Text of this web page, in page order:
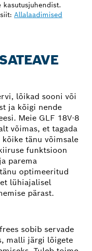
Allalaadimised
lõikad sooni või
ja kõigi nende
Meie GLF 18V-8
võimas, et tagada
tänu võimsale
funktsioon
parema
optimeeritud
lühiajalisel
pärast.
sobib servade
malli järgi lõigete